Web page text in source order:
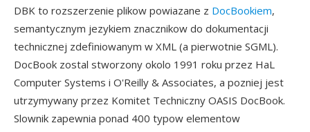
DBK to rozszerzenie plikow powiazane z DocBookiem,
semantycznym jezykiem znacznikow do dokumentacji
technicznej zdefiniowanym w XML (a pierwotnie SGML).
DocBook zostal stworzony okolo 1991 roku przez HaL
Computer Systems i O'Reilly & Associates, a pozniej jest
utrzymywany przez Komitet Techniczny OASIS DocBook.
Slownik zapewnia ponad 400 typow elementow